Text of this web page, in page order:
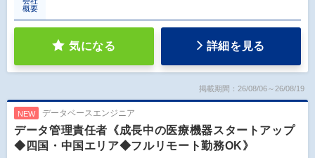
概要
気になる 詳細を見る
掲載期間：26/08/06～26/08/19
NEW データベースエンジニア
データ管理責任者《成長中の医療機器スタートアップ
◆四国・中国エリア◆フルリモート勤務OK》